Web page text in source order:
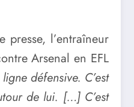
l’entraîneur
Arsenal en EFL
défensive. C’est
de lui. […] C’est